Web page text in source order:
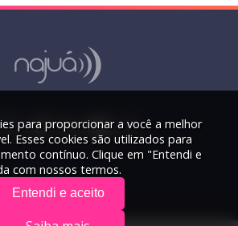
para proporcionar a você a melhor
Esses cookies são utilizados para
contínuo. Clique em "Entendi e
com nossos termos.
Entendi e aceito